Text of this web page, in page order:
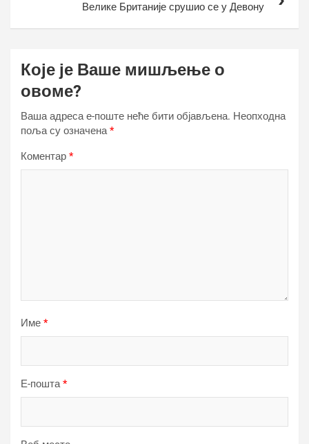
Велике Британије срушио се у Девону
Које је Ваше мишљење о
овоме?
Ваша адреса е-поште неће бити објављена. Неопходна
поља су означена*
Коментар *
Име *
Е-пошта*